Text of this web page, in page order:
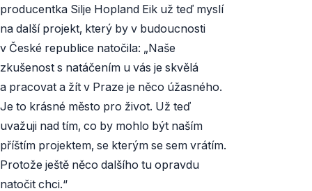
producentka Silje Hopland Eik už teď myslí
na další projekt, který by v budoucnosti
v České republice natočila: „Naše
zkušenost s natáčením u vás je skvělá
a pracovat a žít v Praze je něco úžasného.
Je to krásné město pro život. Už teď
uvažuji nad tím, co by mohlo být naším
příštím projektem, se kterým se sem vrátím.
Protože ještě něco dalšího tu opravdu
natočit chci.“